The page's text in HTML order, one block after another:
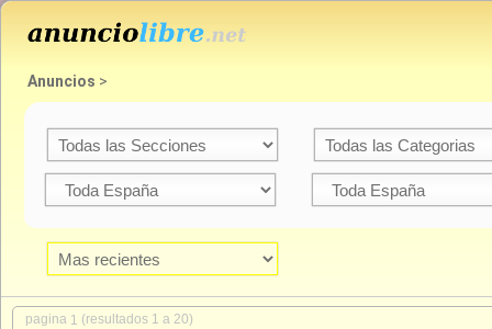
Anuncios >
pagina 1 (resultados 1 a 20)